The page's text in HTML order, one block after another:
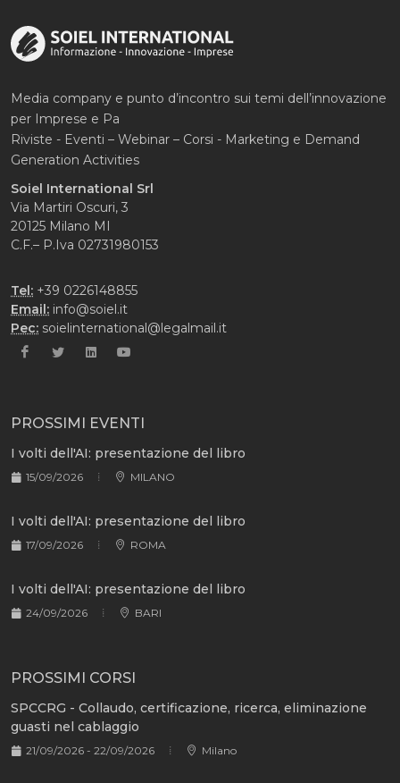
Media company e punto d’incontro sui temi dell’innovazione
per Imprese e Pa
Riviste - Eventi – Webinar – Corsi - Marketing e Demand
Generation Activities
Soiel International Srl
Via Martiri Oscuri, 3
20125 Milano MI
C.F.– P.Iva 02731980153
Tel: +39 0226148855
Email: info@soiel.it
Pec: soielinternational@legalmail.it
PROSSIMI EVENTI
I volti dell'AI: presentazione del libro
15/09/2026 MILANO
I volti dell'AI: presentazione del libro
17/09/2026 ROMA
I volti dell'AI: presentazione del libro
24/09/2026 BARI
PROSSIMI CORSI
SPCCRG - Collaudo, certificazione, ricerca, eliminazione
guasti nel cablaggio
21/09/2026 - 22/09/2026 Milano